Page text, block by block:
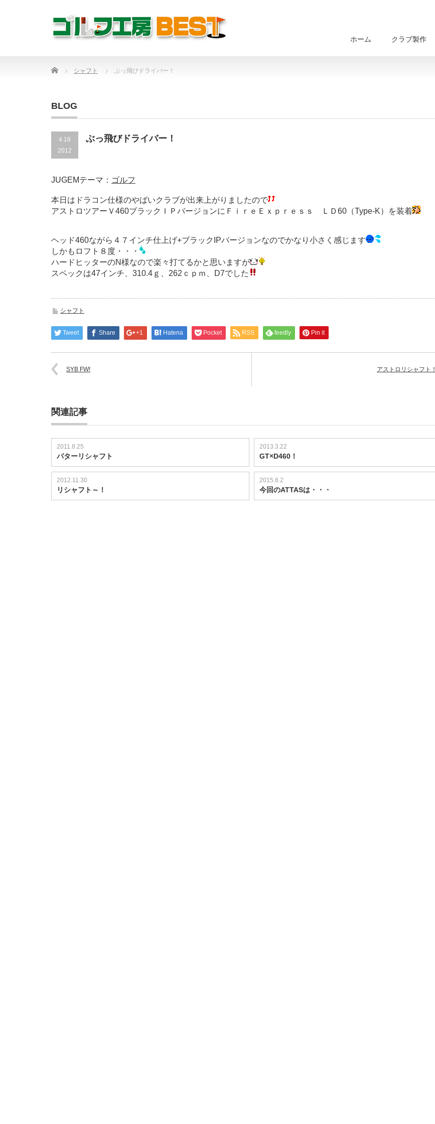
ホーム クラブ製作
Home シャフト ぶっ飛びドライバー！
BLOG
4.18
2012
ぶっ飛びドライバー！
JUGEMテーマ： ゴルフ
本日はドラコン仕様のやばいクラブが出来上がりましたので
アストロツアーＶ460ブラックＩＰバージョンにＦｉｒｅＥｘｐｒｅｓｓ ＬＤ60（Type-K）を装着
ヘッド460ながら４７インチ仕上げ+ブラックIPバージョンなのでかなり小さく感じます
しかもロフト８度・・・
ハードヒッターのN様なので楽々打てるかと思いますが
スペックは47インチ、310.4ｇ、262ｃｐｍ、D7でした
シャフト
Tweet Share +1 Hatena Pocket RSS feedly Pin it
SYB FW! アストロリシャフト！
関連記事
2011.8.25
パターリシャフト
2013.3.22
GT×D460！
2012.11.30
リシャフト～！
2015.8.2
今回のATTASは・・・